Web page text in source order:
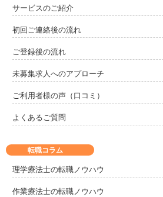
サービスのご紹介
初回ご連絡後の流れ
ご登録後の流れ
未募集求人へのアプローチ
ご利用者様の声（口コミ）
よくあるご質問
転職コラム
理学療法士の転職ノウハウ
作業療法士の転職ノウハウ